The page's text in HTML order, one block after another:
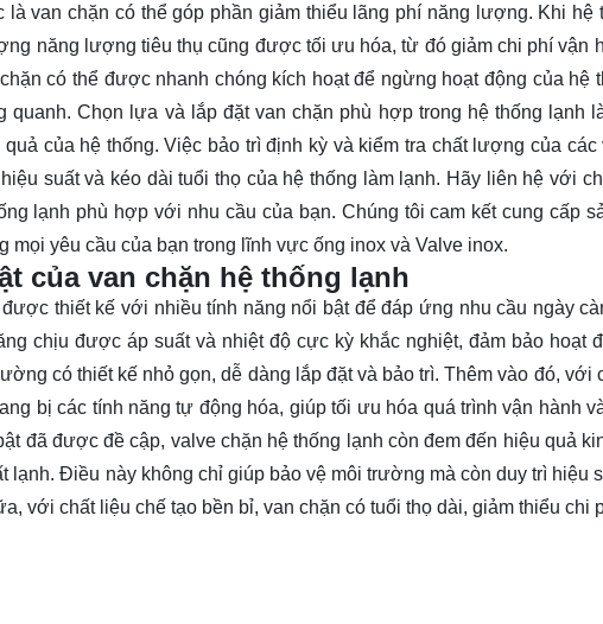
là van chặn có thể góp phần giảm thiểu lãng phí năng lượng. Khi hệ
năng lượng tiêu thụ cũng được tối ưu hóa, từ đó giảm chi phí vận
có thể được nhanh chóng kích hoạt để ngừng hoạt động của hệ
quanh. Chọn lựa và lắp đặt van chặn phù hợp trong hệ thống lạnh
của hệ thống. Việc bảo trì định kỳ và kiểm tra chất lượng của các
suất và kéo dài tuổi thọ của hệ thống làm lạnh. Hãy liên hệ với
lạnh phù hợp với nhu cầu của bạn. Chúng tôi cam kết cung cấp
mọi yêu cầu của bạn trong lĩnh vực ống inox và Valve inox.
của van chặn hệ thống lạnh
thiết kế với nhiều tính năng nổi bật để đáp ứng nhu cầu ngày
chịu được áp suất và nhiệt độ cực kỳ khắc nghiệt, đảm bảo hoạt
có thiết kế nhỏ gọn, dễ dàng lắp đặt và bảo trì. Thêm vào đó, với
bị các tính năng tự động hóa, giúp tối ưu hóa quá trình vận hành
đã được đề cập, valve chặn hệ thống lạnh còn đem đến hiệu quả
lạnh. Điều này không chỉ giúp bảo vệ môi trường mà còn duy trì hiệu
với chất liệu chế tạo bền bỉ, van chặn có tuổi thọ dài, giảm thiểu chi